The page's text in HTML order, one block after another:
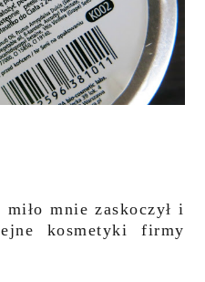
mnie zaskoczył i
kosmetyki firmy